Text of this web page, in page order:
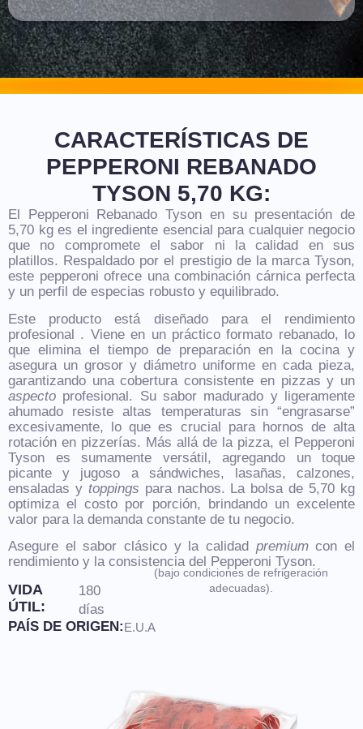
CARACTERÍSTICAS DE
PEPPERONI REBANADO
TYSON 5,70 KG:
El Pepperoni Rebanado Tyson en su presentación de
5,70 kg es el ingrediente esencial para cualquier negocio
que no compromete el sabor ni la calidad en sus
platillos. Respaldado por el prestigio de la marca Tyson,
este pepperoni ofrece una combinación cárnica perfecta
y un perfil de especias robusto y equilibrado.
Este producto está diseñado para el rendimiento
profesional . Viene en un práctico formato rebanado, lo
que elimina el tiempo de preparación en la cocina y
asegura un grosor y diámetro uniforme en cada pieza,
garantizando una cobertura consistente en pizzas y un
aspecto profesional. Su sabor madurado y ligeramente
ahumado resiste altas temperaturas sin “engrasarse”
excesivamente, lo que es crucial para hornos de alta
rotación en pizzerías. Más allá de la pizza, el Pepperoni
Tyson es sumamente versátil, agregando un toque
picante y jugoso a sándwiches, lasañas, calzones,
ensaladas y toppings para nachos. La bolsa de 5,70 kg
optimiza el costo por porción, brindando un excelente
valor para la demanda constante de tu negocio.
Asegure el sabor clásico y la calidad premiumcon el
rendimiento y la consistencia del Pepperoni Tyson.
VIDA
ÚTIL:
180
días
(bajo condiciones de refrigeración
adecuadas).
PAÍS DE ORIGEN:E.U.A